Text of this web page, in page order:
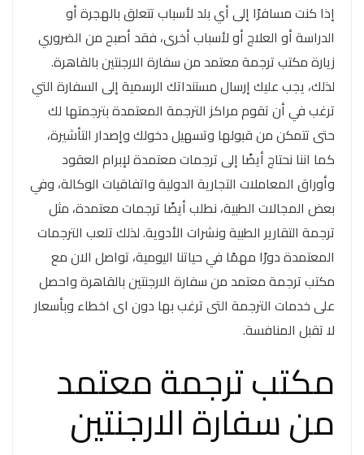
إذا كنت مسافرًا إلى أي بلد لأسباب تتعلق بالهجرة أو
الدراسة أو العلاج أو لأسباب أخرى، فقد أصبح من الضروري
زيارة مكتب ترجمة معتمد من سفارة الارجنتين بالقاهرة.
لذلك، يجب عليك إرسال مستنداتك الرسمية إلى السفارة التي
ترغب في أن تقوم مراكز الترجمة المعتمدة بترجمتها لك
حتى تتمكن من قبولها وتسهيل دخولك وإصدار التأشيرة،
كما اننا نحتاج أيضًا إلى ترجمات معتمدة لإبرام العقود
وأوراق المعاملات التجارية الدولية واتفاقيات الوكالة، وفي
بعض المجالات الطبية، نطلب أيضًا ترجمات معتمدة، مثل
ترجمة التقارير الطبية ونشرات الأدوية. لذلك تلعب الترجمات
المعتمدة دورًا مهمًا في حياتنا اليومية، تواصل الان مع
مكتب ترجمة معتمد من سفارة الارجنتين بالقاهرة واحصل
على خدمات الترجمة التى ترغب بها دون اى اخطاء وبأسعار
لا تقبل المنافسة.
مكتب ترجمة معتمد
من سفارة الارجنتين